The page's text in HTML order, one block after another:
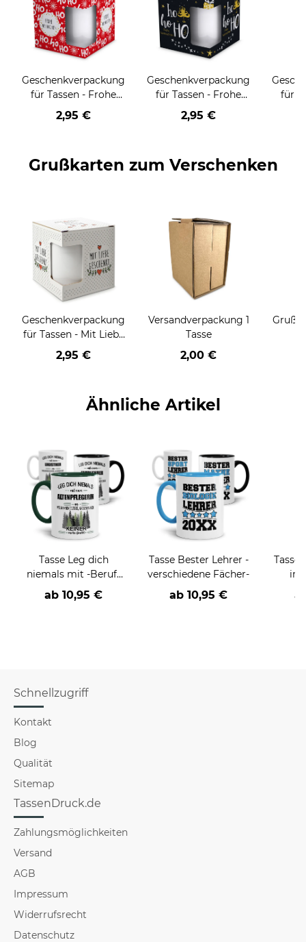
Geschenkverpackung
für Tassen - Frohe
Weihnachten - HO
HO HO - rot
2,95 €
Geschenkverpackung
für Tassen - Frohe
Weihnachten - HO
HO HO - schwarz
2,95 €
für
Grußkarten zum Verschenken
Geschenkverpackung
für Tassen - Mit Liebe
geschenkt
2,95 €
Versandverpackung 1
Tasse
2,00 €
Ähnliche Artikel
Tasse Leg dich
niemals mit -Beruf-
an
ab 10,95 €
Tasse Bester Lehrer -
verschiedene Fächer-
ab 10,95 €
Tasse
im
Schnellzugriff
Kontakt
Blog
Qualität
Sitemap
TassenDruck.de
Zahlungsmöglichkeiten
Versand
AGB
Impressum
Widerrufsrecht
Datenschutz